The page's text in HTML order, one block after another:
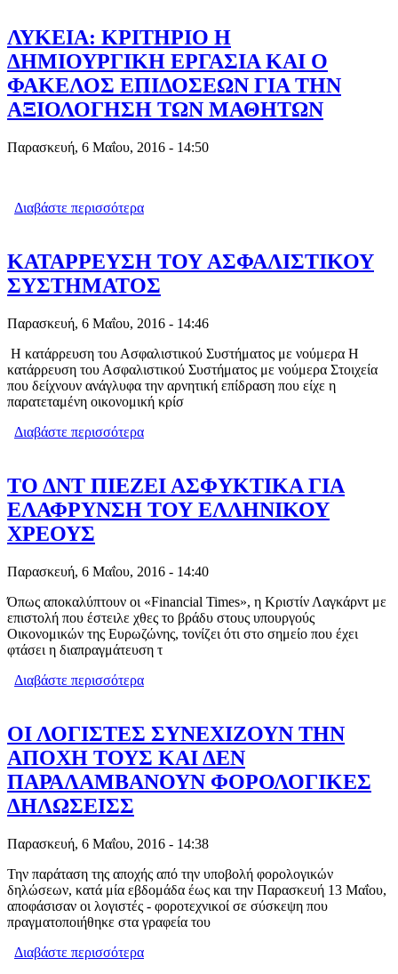
ΛΥΚΕΙA: ΚΡΙΤΗΡΙΟ H
ΔΗΜΙΟΥΡΓΙΚΗ ΕΡΓΑΣΙΑ ΚΑΙ Ο
ΦΑΚΕΛΟΣ ΕΠΙΔΟΣΕΩΝ ΓΙΑ ΤΗΝ
ΑΞΙΟΛΟΓΗΣΗ ΤΩΝ ΜΑΘΗΤΩΝ
Παρασκευή, 6 Μαΐου, 2016 - 14:50
Διαβάστε περισσότερα
ΑΞΙΟΛΟΓΗΣΗ ΤΩΝ ΜΑΘΗΤΩΝ
ΚΑΤΑΡΡΕΥΣΗ ΤΟΥ ΑΣΦΑΛΙΣΤΙΚΟΥ
ΣΥΣΤΗΜΑΤΟΣ
Παρασκευή, 6 Μαΐου, 2016 - 14:46
Η κατάρρευση του Ασφαλιστικού Συστήματος με νούμερα Η
κατάρρευση του Ασφαλιστικού Συστήματος με νούμερα Στοιχεία
που δείχνουν ανάγλυφα την αρνητική επίδραση που είχε η
παρατεταμένη οικονομική κρίσ
Διαβάστε περισσότερα
ΤΟ ΔΝΤ ΠΙΕΖΕΙ ΑΣΦΥΚΤΙΚΑ ΓΙΑ
ΕΛΑΦΡΥΝΣΗ ΤΟΥ ΕΛΛΗΝΙΚΟΥ
ΧΡΕΟΥΣ
Παρασκευή, 6 Μαΐου, 2016 - 14:40
Όπως αποκαλύπτουν οι «Financial Times», η Κριστίν Λαγκάρντ με
επιστολή που έστειλε χθες το βράδυ στους υπουργούς
Οικονομικών της Ευρωζώνης, τονίζει ότι στο σημείο που έχει
φτάσει η διαπραγμάτευση τ
Διαβάστε περισσότερα
ΟΙ ΛΟΓΙΣΤΕΣ ΣΥΝΕΧΙΖΟΥΝ ΤΗΝ
ΑΠΟΧΗ ΤΟΥΣ ΚΑΙ ΔΕΝ
ΠΑΡΑΛΑΜΒΑΝΟΥΝ ΦΟΡΟΛΟΓΙΚΕΣ
ΔΗΛΩΣΕΙΣΣ
Παρασκευή, 6 Μαΐου, 2016 - 14:38
Την παράταση της αποχής από την υποβολή φορολογικών
δηλώσεων, κατά μία εβδομάδα έως και την Παρασκευή 13 Μαΐου,
αποφάσισαν οι λογιστές - φοροτεχνικοί σε σύσκεψη που
πραγματοποιήθηκε στα γραφεία του
Διαβάστε περισσότερα